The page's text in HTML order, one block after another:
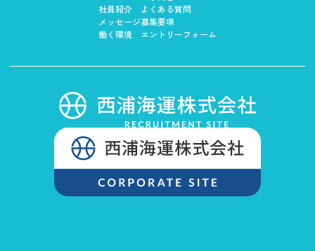
社員紹介
メッセージ
働く環境
よくある質問
募集要項
エントリーフォーム